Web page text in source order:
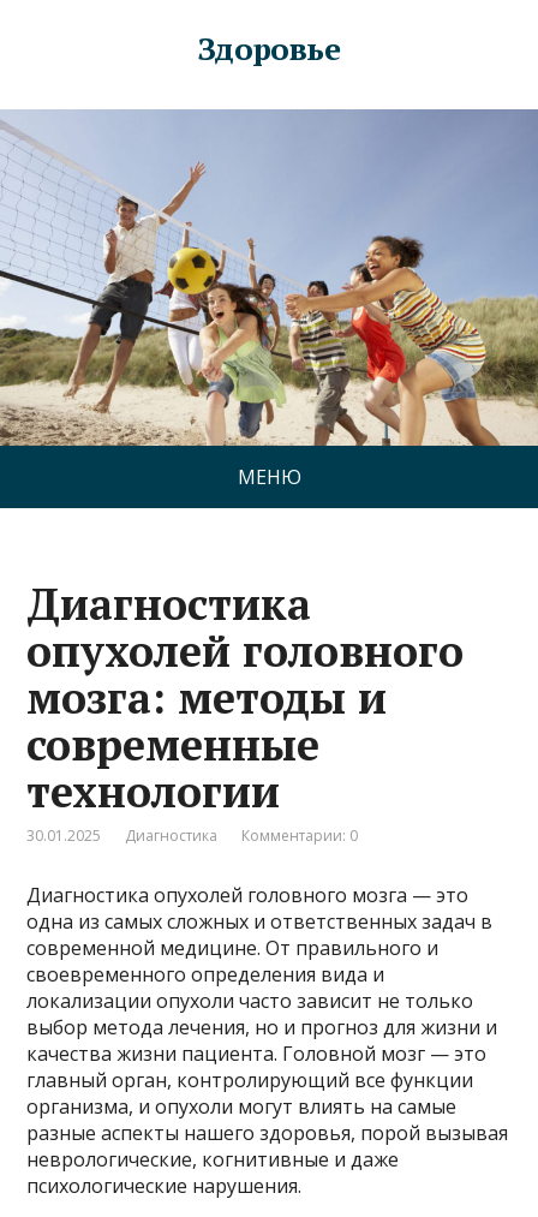
Здоровье
МЕНЮ
Диагностика
опухолей головного
мозга: методы и
современные
технологии
30.01.2025 Диагностика Комментарии: 0
Диагностика опухолей головного мозга — это
одна из самых сложных и ответственных задач в
современной медицине. От правильного и
своевременного определения вида и
локализации опухоли часто зависит не только
выбор метода лечения, но и прогноз для жизни и
качества жизни пациента. Головной мозг — это
главный орган, контролирующий все функции
организма, и опухоли могут влиять на самые
разные аспекты нашего здоровья, порой вызывая
неврологические, когнитивные и даже
психологические нарушения.